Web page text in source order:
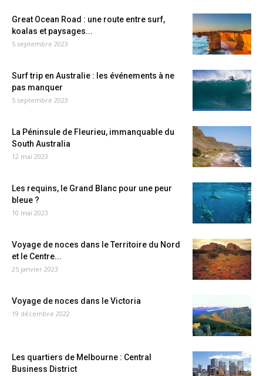
Great Ocean Road : une route entre surf,
koalas et paysages...
5 septembre 2023
Surf trip en Australie : les événements à ne
pas manquer
5 septembre 2023
La Péninsule de Fleurieu, immanquable du
South Australia
12 mai 2023
Les requins, le Grand Blanc pour une peur
bleue ?
10 mai 2023
Voyage de noces dans le Territoire du Nord
et le Centre...
25 janvier 2023
Voyage de noces dans le Victoria
19 décembre 2022
Les quartiers de Melbourne : Central
Business District